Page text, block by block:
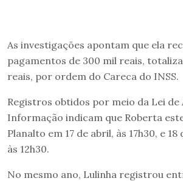
As investigações apontam que ela
pagamentos de 300 mil reais,
reais, por ordem do Careca do INSS.
Registros obtidos por meio da Lei de
Informação indicam que Roberta
Planalto em 17 de abril, às 17h30, e
às 12h30.
No mesmo ano, Lulinha registrou